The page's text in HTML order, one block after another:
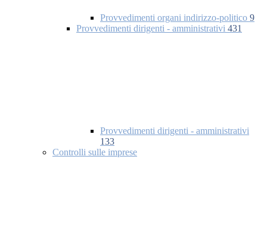
Provvedimenti organi indirizzo-politico 9
Provvedimenti dirigenti - amministrativi 431
Provvedimenti dirigenti - amministrativi
133
Controlli sulle imprese